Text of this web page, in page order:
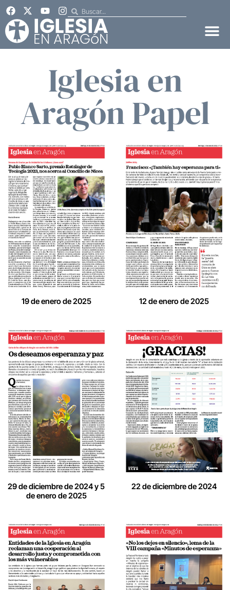
Iglesia en
Aragón Papel
19 de enero de 2025 12 de enero de 2025
29 de diciembre de 2024 y 5
de enero de 2025
22 de diciembre de 2024